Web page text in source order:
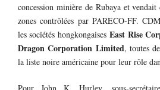
concession minière de Rubaya et
zones contrôlées par PARECO-FF.
les sociétés hongkongaisesEast Rise
Dragon Corporation Limited, toutes
la liste noire américaine pour leur rôle
Pour John K. Hurley, sous-